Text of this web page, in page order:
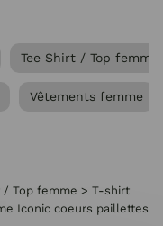
Tee Shirt / Top femme
Vêtements femme
/ Top femme > T-shirt
Iconic coeurs paillettes